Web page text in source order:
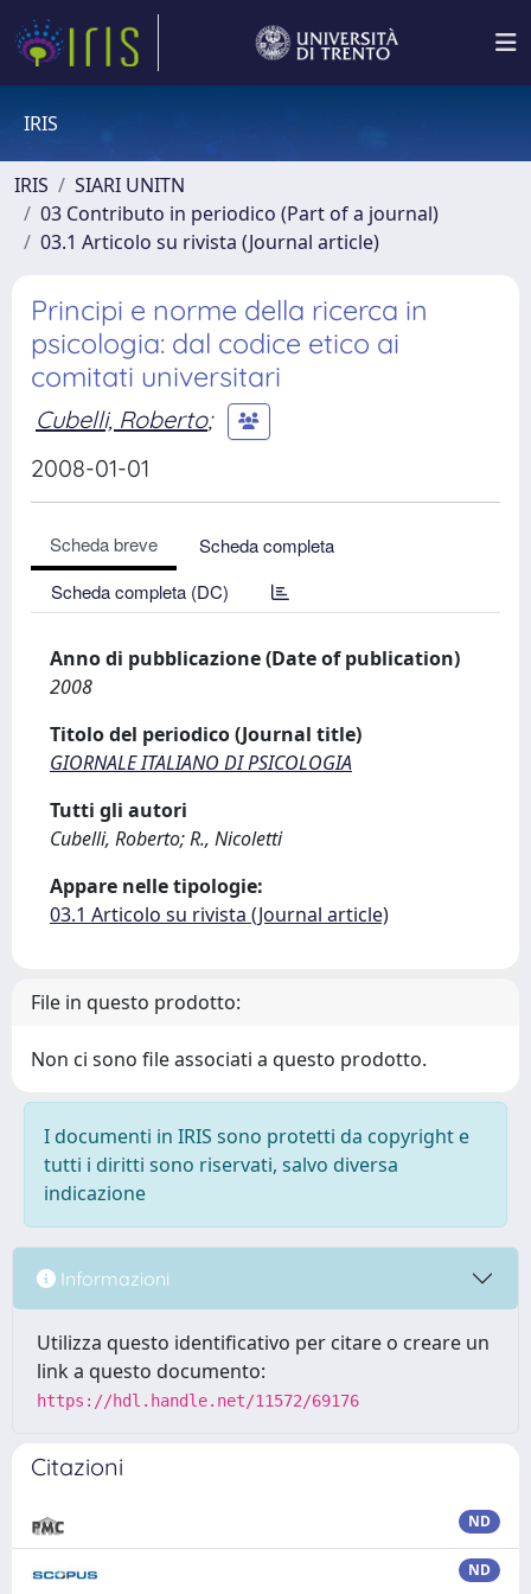
IRIS
IRIS
SIARI UNITN
03 Contributo in periodico (Part of a journal)
03.1 Articolo su rivista (Journal article)
Principi e norme della ricerca in
psicologia: dal codice etico ai
comitati universitari
Cubelli, Roberto;
2008-01-01
Scheda breve
Scheda completa
Scheda completa (DC)
Anno di pubblicazione (Date of publication)
2008
Titolo del periodico (Journal title)
GIORNALE ITALIANO DI PSICOLOGIA
Tutti gli autori
Cubelli, Roberto; R., Nicoletti
Appare nelle tipologie:
03.1 Articolo su rivista (Journal article)
File in questo prodotto:
Non ci sono file associati a questo prodotto.
I documenti in IRIS sono protetti da copyright e
tutti i diritti sono riservati, salvo diversa
indicazione
Informazioni
Utilizza questo identificativo per citare o creare un
link a questo documento:
https://hdl.handle.net/11572/69176
Citazioni
ND
ND